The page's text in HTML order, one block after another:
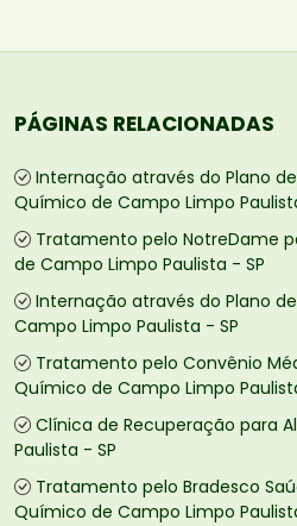
PÁGINAS RELACIONADAS
Internação através do Plano
Químico de Campo Limpo
Tratamento pelo NotreDame
de Campo Limpo Paulista - SP
Internação através do Plano
Campo Limpo Paulista - SP
Tratamento pelo Convênio
Químico de Campo Limpo
Clínica de Recuperação para
Paulista - SP
Tratamento pelo Bradesco
Químico de Campo Limpo